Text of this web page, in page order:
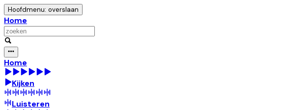
Hoofdmenu: overslaan
Home
Home
Kijken
Luisteren